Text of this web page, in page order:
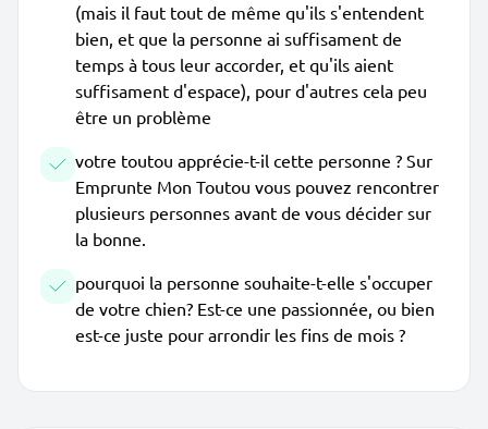
(mais il faut tout de même qu'ils s'entendent
bien, et que la personne ai suffisament de
temps à tous leur accorder, et qu'ils aient
suffisament d'espace), pour d'autres cela peu
être un problème
votre toutou apprécie-t-il cette personne ? Sur
Emprunte Mon Toutou vous pouvez rencontrer
plusieurs personnes avant de vous décider sur
la bonne.
pourquoi la personne souhaite-t-elle s'occuper
de votre chien? Est-ce une passionnée, ou bien
est-ce juste pour arrondir les fins de mois ?